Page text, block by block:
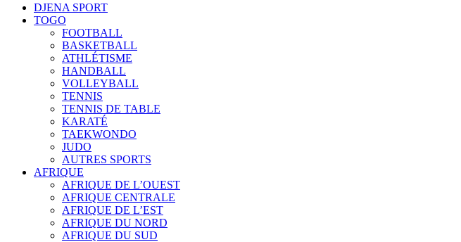
DJENA SPORT
TOGO
FOOTBALL
BASKETBALL
ATHLÉTISME
HANDBALL
VOLLEYBALL
TENNIS
TENNIS DE TABLE
KARATÉ
TAEKWONDO
JUDO
AUTRES SPORTS
AFRIQUE
AFRIQUE DE L’OUEST
AFRIQUE CENTRALE
AFRIQUE DE L’EST
AFRIQUE DU NORD
AFRIQUE DU SUD